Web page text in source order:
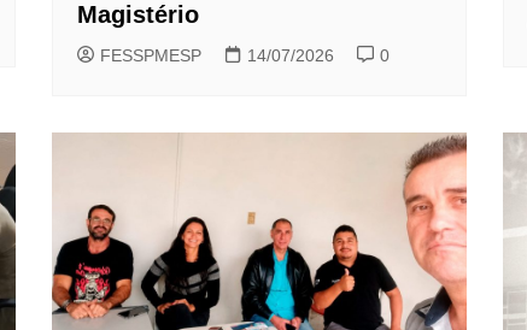
Magistério
FESSPMESP 14/07/2026 0